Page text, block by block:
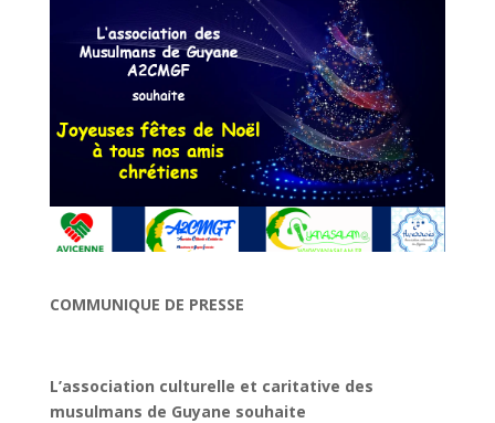
COMMUNIQUE DE PRESSE
L’association culturelle et caritative des
musulmans de Guyane souhaite